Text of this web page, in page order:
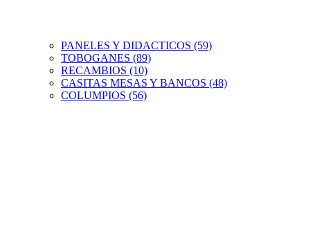
PANELES Y DIDACTICOS (59)
TOBOGANES (89)
RECAMBIOS (10)
CASITAS MESAS Y BANCOS (48)
COLUMPIOS (56)